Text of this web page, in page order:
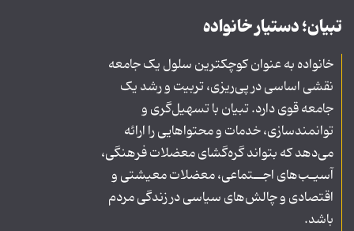
تبیان؛ دستیار خانواده
خانواده به عنوان کوچکترین سلول یک جامعه
نقشی اساسی در پی‌ریزی، تربیت و رشد یک
جامعه قوی دارد. تبیان با تسهیل‌گری و
توانمندسازی، خدمات و محتواهایی را ارائه
می‌دهد که بتواند گره‌گشای معضلات فرهنگی،
آسیـب‌های اجــتماعی، معضلات معیشتی و
اقتصادی و چالش‌های سیاسی در زندگی مردم
باشد.